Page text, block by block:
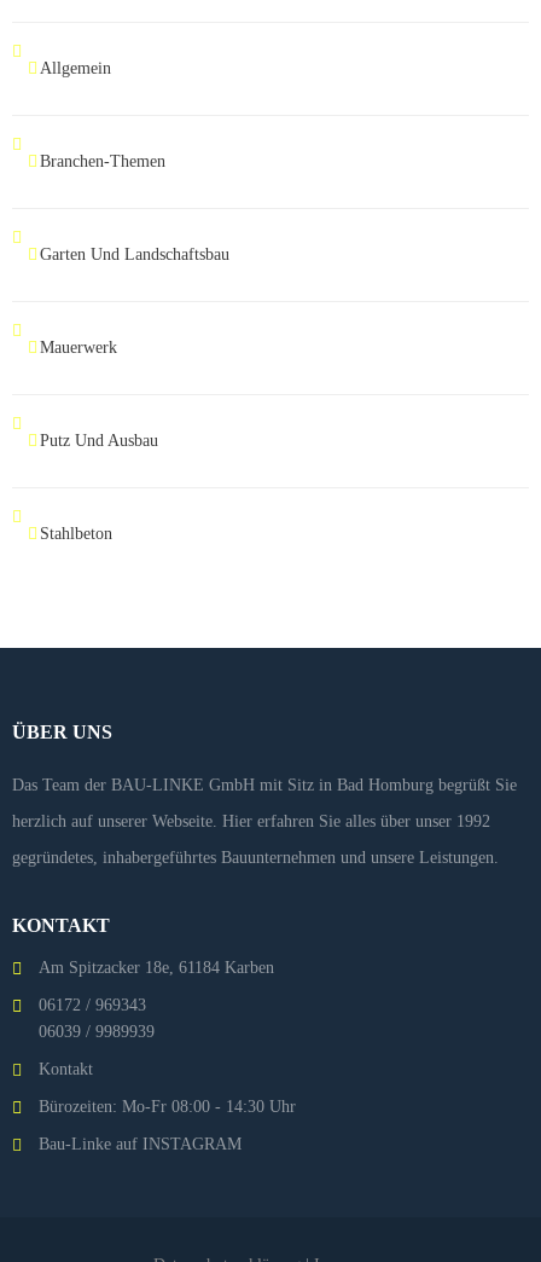
Allgemein
Branchen-Themen
Garten Und Landschaftsbau
Mauerwerk
Putz Und Ausbau
Stahlbeton
ÜBER UNS
Das Team der BAU-LINKE GmbH mit Sitz in Bad Homburg begrüßt Sie
herzlich auf unserer Webseite. Hier erfahren Sie alles über unser 1992
gegründetes, inhabergeführtes Bauunternehmen und unsere Leistungen.
KONTAKT
Am Spitzacker 18e, 61184 Karben
06172 / 969343
06039 / 9989939
Kontakt
Bürozeiten: Mo-Fr 08:00 - 14:30 Uhr
Bau-Linke auf INSTAGRAM